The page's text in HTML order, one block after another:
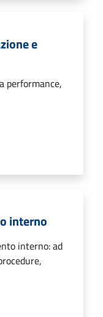
e
performance,
interno
interno: ad